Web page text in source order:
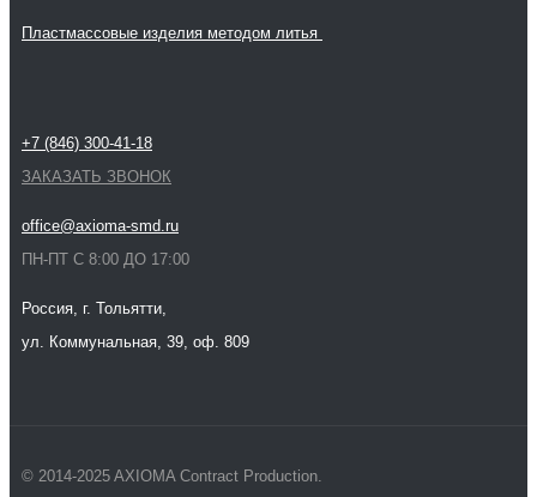
Пластмассовые изделия методом литья
+7 (846) 300-41-18
ЗАКАЗАТЬ ЗВОНОК
office@axioma-smd.ru
ПН-ПТ С 8:00 ДО 17:00
Россия, г. Тольятти,
ул. Коммунальная, 39, оф. 809
© 2014-2025 AXIOMA Contract Production.